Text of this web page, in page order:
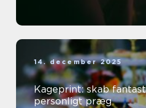
14. december 2025
Kageprint: skab
personligt præg